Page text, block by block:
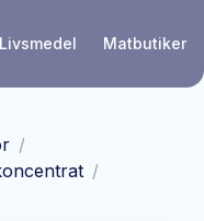
Livsmedel Matbutiker
/
/